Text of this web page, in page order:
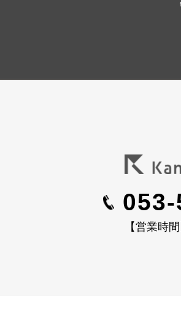
【営業時